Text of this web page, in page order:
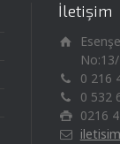
İletişim
0 216
0 532
0216